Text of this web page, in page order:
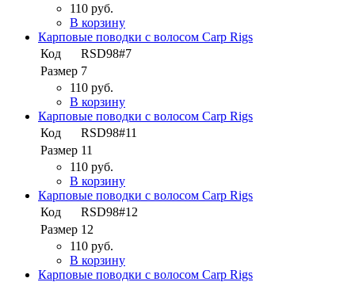
110 руб.
В корзину
Карповые поводки с волосом Carp Rigs
Код
RSD98#7
Размер 7
110 руб.
В корзину
Карповые поводки с волосом Carp Rigs
Код
RSD98#11
Размер 11
110 руб.
В корзину
Карповые поводки с волосом Carp Rigs
Код
RSD98#12
Размер 12
110 руб.
В корзину
Карповые поводки с волосом Carp Rigs